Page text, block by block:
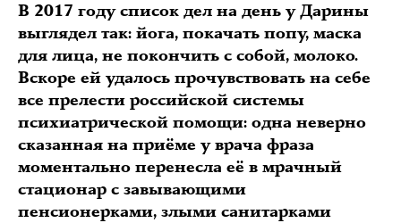
В 2017 году список дел на день у Дарины
выглядел так: йога, покачать попу, маска
для лица, не покончить с собой, молоко.
Вскоре ей удалось прочувствовать на себе
все прелести российской системы
психиатрической помощи: одна неверно
сказанная на приёме у врача фраза
моментально перенесла её в мрачный
стационар с завывающими
пенсионерками, злыми санитарками